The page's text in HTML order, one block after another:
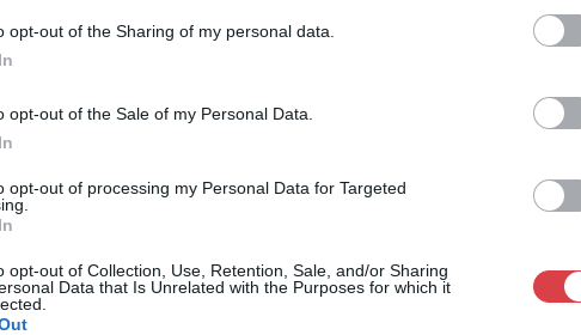
opt-out of the Sharing of my personal data.
opt-out of the Sale of my Personal Data.
opt-out of processing my Personal Data for Targeted
opt-out of Collection, Use, Retention, Sale, and/or Sharing
Data that Is Unrelated with the Purposes for which it
a klímaválsághoz fűződő viszonyunk újragondolására is
összefüggéseit vagy rejtett kommunikációs hálózatait
on the Basic Fact Nothing Really Matters, 2013. Fotó:
találunk, mint Ólafur Elíasson, Brian Eno, Thijs
és a költői gondolkodás eszközeit ötvözve hozták létre
arra, amit valóságként érzékelnek.